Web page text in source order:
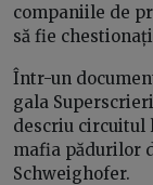
companiile de
să fie
Într-un
gala
descriu circuitul
mafia pădurilor
Schweighofer.